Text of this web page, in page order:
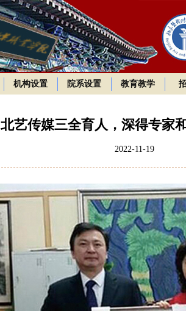
机构设置 院系设置 教育教学
北艺传媒三全育人，深得专家
2022-11-19